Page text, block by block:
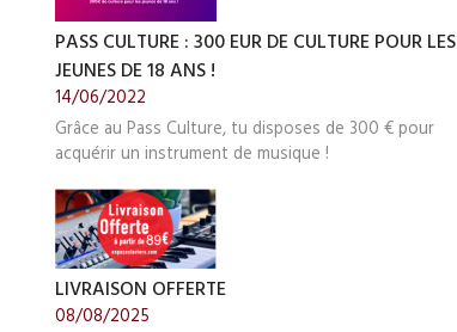
PASS CULTURE : 300 EUR DE CULTURE POUR LES
JEUNES DE 18 ANS !
14/06/2022
Grâce au Pass Culture, tu disposes de 300 € pour
acquérir un instrument de musique !
LIVRAISON OFFERTE
08/08/2025